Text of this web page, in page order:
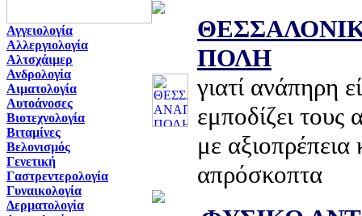
Αγγειολογία
Αλλεργιολογία
Αλτσχάιμερ
Ανδρολογία
Αιματολογία
Αυτοάνοσες
Βιοτεχνολογία
Βιταμίνες
Βελονισμός
Γενετική
Γαστρεντερολογία
Γυναικολογία
Δερματολογία
ΠΟΛΗ
γιατί ανάπηρη
εμποδίζει
με αξιοπρέπεια
απρόσκοπτα